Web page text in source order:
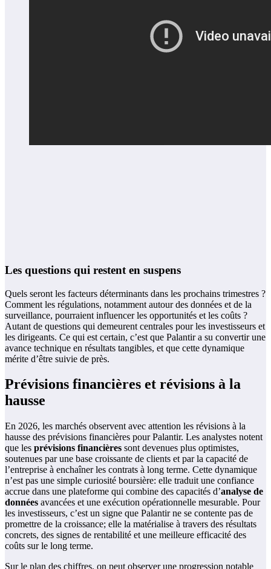
Les questions qui restent en suspens
Quels seront les facteurs déterminants dans les prochains trimestres ?
Comment les régulations, notamment autour des données et de la
surveillance, pourraient influencer les opportunités et les coûts ?
Autant de questions qui demeurent centrales pour les investisseurs et
les dirigeants. Ce qui est certain, c’est que Palantir a su convertir une
avance technique en résultats tangibles, et que cette dynamique
mérite d’être suivie de près.
Prévisions financières et révisions à la
hausse
En 2026, les marchés observent avec attention les révisions à la
hausse des prévisions financières pour Palantir. Les analystes notent
que les prévisions financières sont devenues plus optimistes,
soutenues par une base croissante de clients et par la capacité de
l’entreprise à enchaîner les contrats à long terme. Cette dynamique
n’est pas une simple curiosité boursière: elle traduit une confiance
accrue dans une plateforme qui combine des capacités d’analyse de
données avancées et une exécution opérationnelle mesurable. Pour
les investisseurs, c’est un signe que Palantir ne se contente pas de
promettre de la croissance; elle la matérialise à travers des résultats
concrets, des signes de rentabilité et une meilleure efficacité des
coûts sur le long terme.
Sur le plan des chiffres, on peut observer une progression notable